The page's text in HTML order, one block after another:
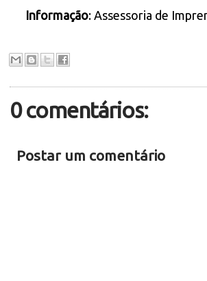
Informação: Assessoria de
0 comentários:
Postar um comentário